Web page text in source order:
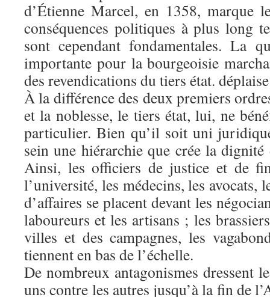
d’Étienne Marcel, en 1358, marque
conséquences politiques à plus long
sont cependant fondamentales. La
importante pour la bourgeoisie
des revendications du tiers état.
À la différence des deux premiers
et la noblesse, le tiers état, lui, ne
particulier. Bien qu’il soit uni
sein une hiérarchie que crée la
Ainsi, les officiers de justice et de
l’université, les médecins, les avocats,
d’affaires se placent devant les
laboureurs et les artisans ; les
villes et des campagnes, les
tiennent en bas de l’échelle.
De nombreux antagonismes dressent
uns contre les autres jusqu’à la fin de